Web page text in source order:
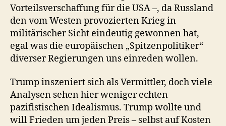
Vorteilsverschaffung für die USA –, da Russland
den vom Westen provozierten Krieg in
militärischer Sicht eindeutig gewonnen hat,
egal was die europäischen „Spitzenpolitiker“
diverser Regierungen uns einreden wollen.
Trump inszeniert sich als Vermittler, doch viele
Analysen sehen hier weniger echten
pazifistischen Idealismus. Trump wollte und
will Frieden um jeden Preis – selbst auf Kosten